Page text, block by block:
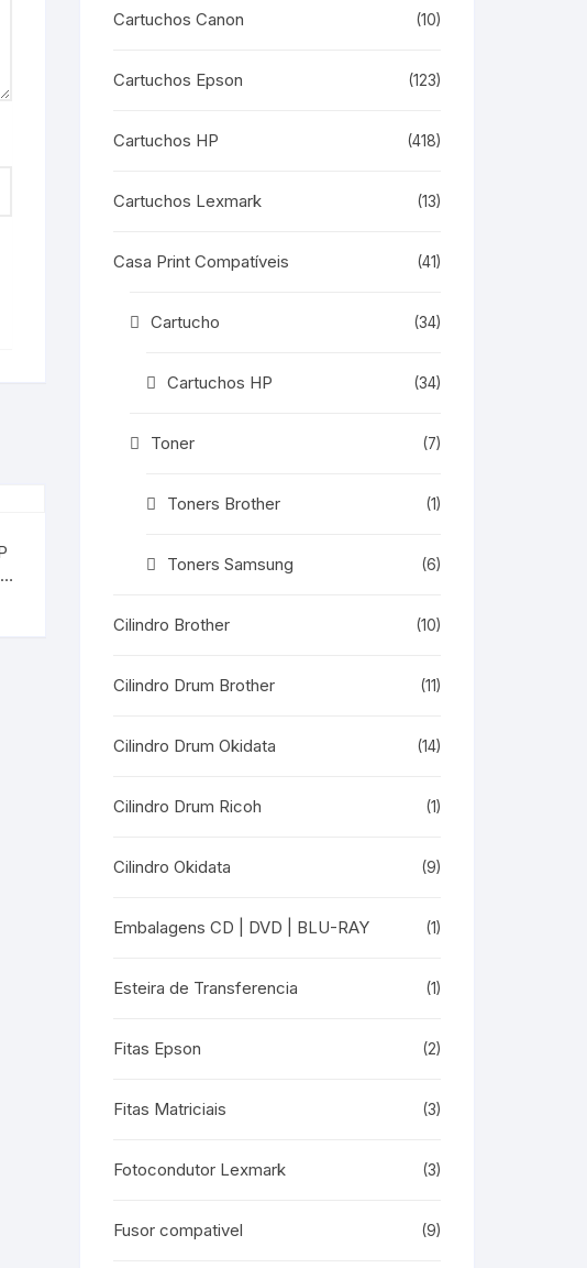
Cartuchos Canon (10)
Cartuchos Epson (123)
Cartuchos HP (418)
Cartuchos Lexmark (13)
Casa Print Compatíveis (41)
Cartucho (34)
Cartuchos HP (34)
Toner (7)
Toners Brother (1)
Toners Samsung (6)
Cilindro Brother (10)
Cilindro Drum Brother (11)
Cilindro Drum Okidata (14)
Cilindro Drum Ricoh (1)
Cilindro Okidata (9)
Embalagens CD | DVD | BLU-RAY (1)
Esteira de Transferencia (1)
Fitas Epson (2)
Fitas Matriciais (3)
Fotocondutor Lexmark (3)
Fusor compativel (9)